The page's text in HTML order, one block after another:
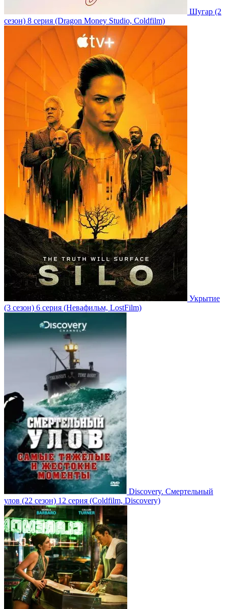
Шугар (2
сезон) 8 серия (Dragon Money Studio, Coldfilm)
Укрытие
(3 сезон) 6 серия (Невафильм, LostFilm)
Discovery. Смертельный
улов (22 сезон) 12 серия (Coldfilm, Discovery)